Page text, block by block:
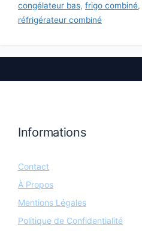
congélateur bas, frigo combiné,
réfrigérateur combiné
Informations
Contact
À Propos
Mentions Légales
Politique de Confidentialité